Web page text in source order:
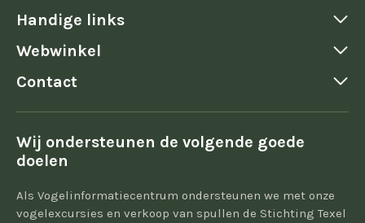
Handige links
Webwinkel
Contact
Wij ondersteunen de volgende goede
doelen
Als Vogelinformatiecentrum ondersteunen we met onze
vogelexcursies en verkoop van spullen de Stichting Texel